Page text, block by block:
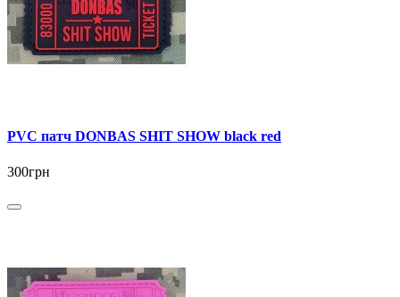
PVC патч DONBAS SHIT SHOW black red
300грн